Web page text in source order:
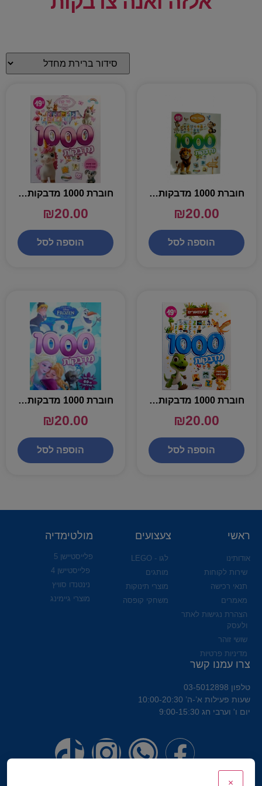
חוברת 1000 מדבקות – בעלי חיים
₪20.00
הוספה לסל
חוברת 1000 מדבקות – חד קרן וחברים
₪20.00
הוספה לסל
חוברת 1000 מדבקות דינוזאורים
₪20.00
הוספה לסל
חוברת 1000 מדבקות פרוזן
₪20.00
הוספה לסל
ראשי
אודותינו
שירות לקוחות
תנאי רכישה
מאמרים
הצהרת נגישות לאתר
ולעסק
שושי זוהר
מדיניות פרטיות
צעצועים
לגו - LEGO
מותגים
מוצרי תינוקות
משחקי קופסה
מולטימדיה
פלייסטיישן 5
פלייסטיישן 4
נינטנדו סוויץ
מוצרי גיימינג
צרו עמנו קשר
טלפון 03-5012898
שעות פעילות א’-ה’ 10:00-20:30
יום ו' וערבי חג 9:00-15:30
×